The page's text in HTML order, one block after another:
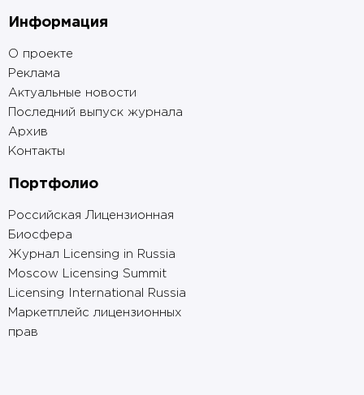
Информация
О проекте
Реклама
Актуальные новости
Последний выпуск журнала
Архив
Контакты
Портфолио
Российская Лицензионная
Биосфера
Журнал Licensing in Russia
Moscow Licensing Summit
Licensing International Russia
Маркетплейс лицензионных
прав